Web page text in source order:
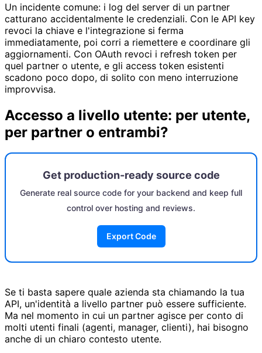
Un incidente comune: i log del server di un partner
catturano accidentalmente le credenziali. Con le API key
revoci la chiave e l'integrazione si ferma
immediatamente, poi corri a riemettere e coordinare gli
aggiornamenti. Con OAuth revoci i refresh token per
quel partner o utente, e gli access token esistenti
scadono poco dopo, di solito con meno interruzione
improvvisa.
Accesso a livello utente: per utente,
per partner o entrambi?
Get production-ready source code
Generate real source code for your backend and keep full
control over hosting and reviews.
Export Code
Se ti basta sapere quale azienda sta chiamando la tua
API, un'identità a livello partner può essere sufficiente.
Ma nel momento in cui un partner agisce per conto di
molti utenti finali (agenti, manager, clienti), hai bisogno
anche di un chiaro contesto utente.